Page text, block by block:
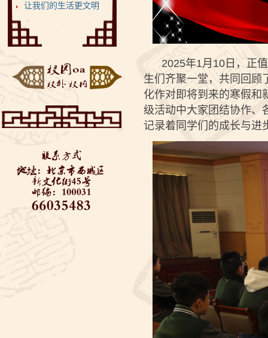
让我们的生活更文明
推...“云端阅享”——来自同
学们的好书推荐
博疫有我——记2020届
初三毕业考
校进行防疫安全检查—...
全力支持 万千保障——
金融街道向学校捐赠...
“艺”心抗疫 “艺”同成长
2025年1月10日，正值
生们齐聚一堂，共同回顾
化作对即将到来的寒假
级活动中大家团结协作、
记录着同学们的成长与进